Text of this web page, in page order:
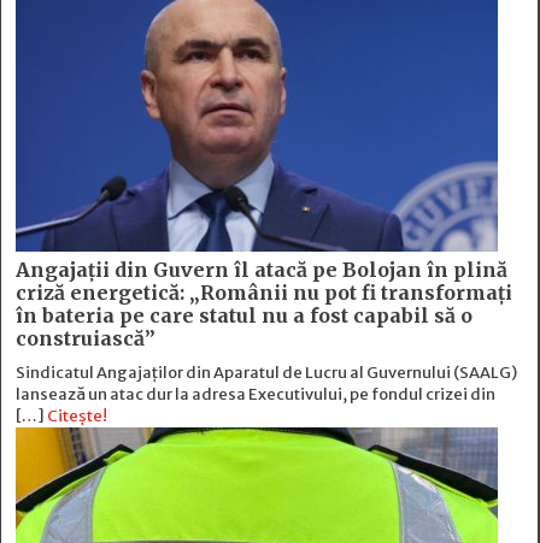
Angajații din Guvern îl atacă pe Bolojan în plină
criză energetică: „Românii nu pot fi transformați
în bateria pe care statul nu a fost capabil să o
construiască”
Sindicatul Angajaților din Aparatul de Lucru al Guvernului (SAALG)
lansează un atac dur la adresa Executivului, pe fondul crizei din
[…] Citește!